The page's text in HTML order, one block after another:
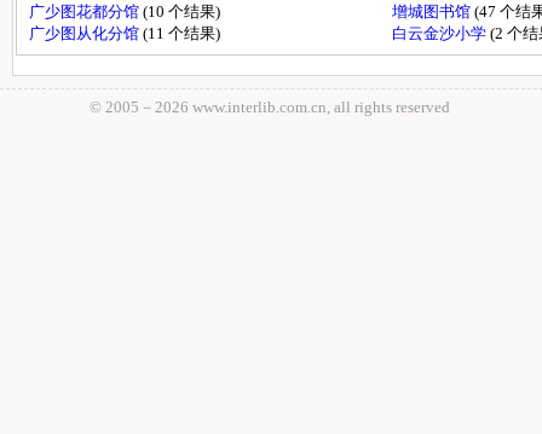
广少图花都分馆 (10 个结果) 增城图书馆 (47 个结
广少图从化分馆 (11 个结果) 白云金沙小学 (2 个结
© 2005－ 2026 www.interlib.com.cn, all rights reserved